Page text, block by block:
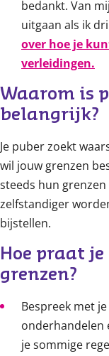
bedankt. Van
uitgaan als ik
over hoe je
verleidingen.
Waarom is
belangrijk?
Je puber zoekt
wil jouw grenzen
steeds hun
zelfstandiger
bijstellen.
Hoe praat
grenzen?
Bespreek met
onderhandelen
je sommige